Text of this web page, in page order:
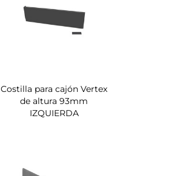
Costilla para cajón Vertex
de altura 93mm
IZQUIERDA